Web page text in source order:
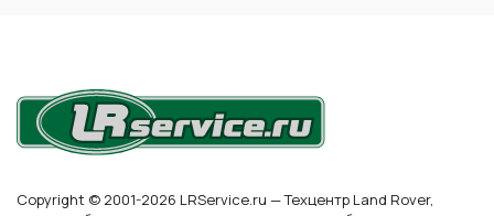
Copyright © 2001-2026 LRService.ru — Техцентр Land Rover,